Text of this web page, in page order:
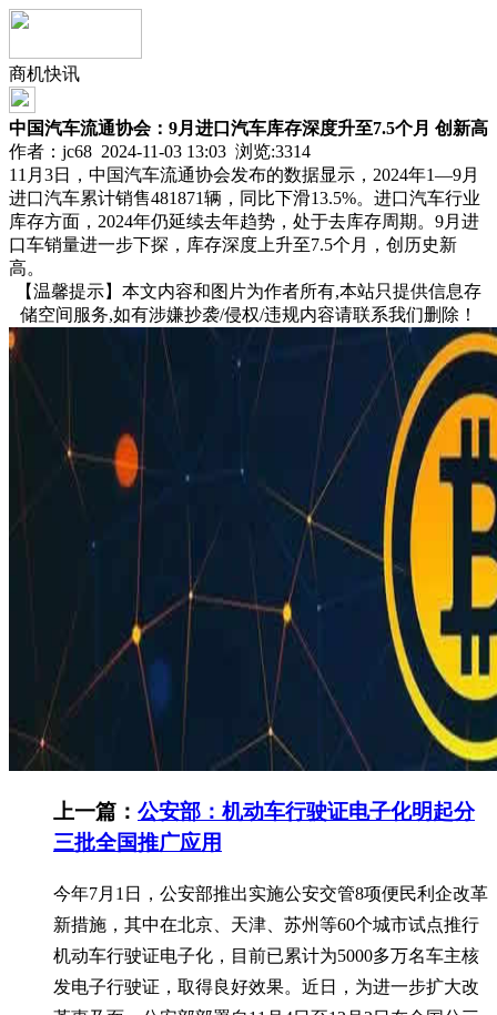
商机快讯
中国汽车流通协会：9月进口汽车库存深度升至7.5个月 创新高
作者：jc68 2024-11-03 13:03 浏览:3314
11月3日，中国汽车流通协会发布的数据显示，2024年1—9月
进口汽车累计销售481871辆，同比下滑13.5%。进口汽车行业
库存方面，2024年仍延续去年趋势，处于去库存周期。9月进
口车销量进一步下探，库存深度上升至7.5个月，创历史新
高。
【温馨提示】本文内容和图片为作者所有,本站只提供信息存
储空间服务,如有涉嫌抄袭/侵权/违规内容请联系我们删除！
上一篇： 公安部：机动车行驶证电子化明起分
三批全国推广应用
今年7月1日，公安部推出实施公安交管8项便民利企改革
新措施，其中在北京、天津、苏州等60个城市试点推行
机动车行驶证电子化，目前已累计为5000多万名车主核
发电子行驶证，取得良好效果。近日，为进一步扩大改